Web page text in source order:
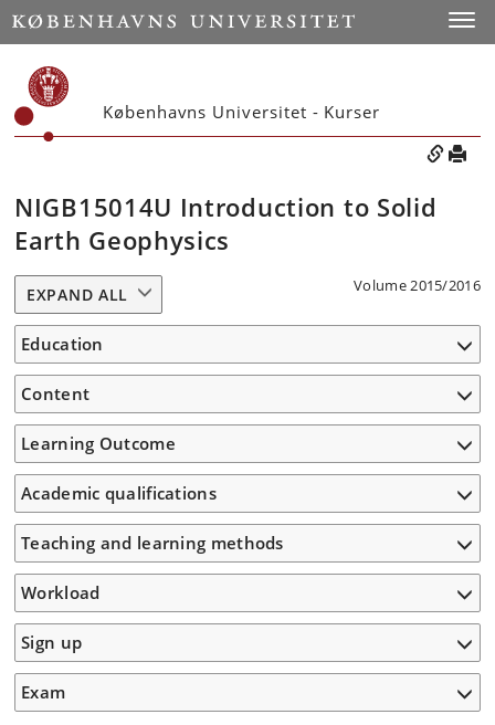
Københavns Universitet - Kurser
NIGB15014U Introduction to Solid
Earth Geophysics
Volume 2015/2016
EXPAND ALL
Education
Content
Learning Outcome
Academic qualifications
Teaching and learning methods
Workload
Sign up
Exam